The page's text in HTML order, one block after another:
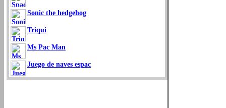
Sonic the hedgehog
Triqui
Ms Pac Man
Juego de naves espac